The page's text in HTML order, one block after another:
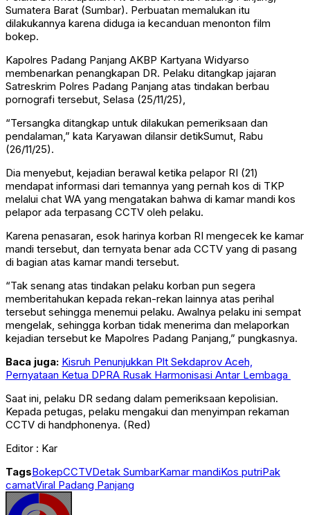
Sumatera Barat (Sumbar). Perbuatan memalukan itu
dilakukannya karena diduga ia kecanduan menonton film
bokep.
Kapolres Padang Panjang AKBP Kartyana Widyarso
membenarkan penangkapan DR. Pelaku ditangkap jajaran
Satreskrim Polres Padang Panjang atas tindakan berbau
pornografi tersebut, Selasa (25/11/25),
“Tersangka ditangkap untuk dilakukan pemeriksaan dan
pendalaman,” kata Karyawan dilansir detikSumut, Rabu
(26/11/25).
Dia menyebut, kejadian berawal ketika pelapor RI (21)
mendapat informasi dari temannya yang pernah kos di TKP
melalui chat WA yang mengatakan bahwa di kamar mandi kos
pelapor ada terpasang CCTV oleh pelaku.
Karena penasaran, esok harinya korban RI mengecek ke kamar
mandi tersebut, dan ternyata benar ada CCTV yang di pasang
di bagian atas kamar mandi tersebut.
“Tak senang atas tindakan pelaku korban pun segera
memberitahukan kepada rekan-rekan lainnya atas perihal
tersebut sehingga menemui pelaku. Awalnya pelaku ini sempat
mengelak, sehingga korban tidak menerima dan melaporkan
kejadian tersebut ke Mapolres Padang Panjang,” pungkasnya.
Baca juga: Kisruh Penunjukkan Plt Sekdaprov Aceh,
Pernyataan Ketua DPRA Rusak Harmonisasi Antar Lembaga
Saat ini, pelaku DR sedang dalam pemeriksaan kepolisian.
Kepada petugas, pelaku mengakui dan menyimpan rekaman
CCTV di handphonenya. (Red)
Editor : Kar
TagsBokepCCTVDetak SumbarKamar mandiKos putriPak
camatViral Padang Panjang